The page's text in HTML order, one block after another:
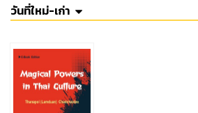
วันที่ใหม่-เก่า